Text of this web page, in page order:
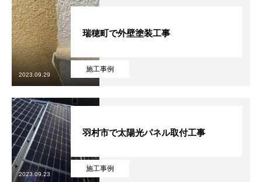
施工事例
瑞穂町で外壁塗装工事
2023.09.29
施工事例
羽村市で太陽光パネル取付工事
2023.09.23